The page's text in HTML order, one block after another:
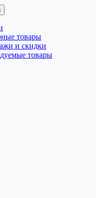
товары
и скидки
товары